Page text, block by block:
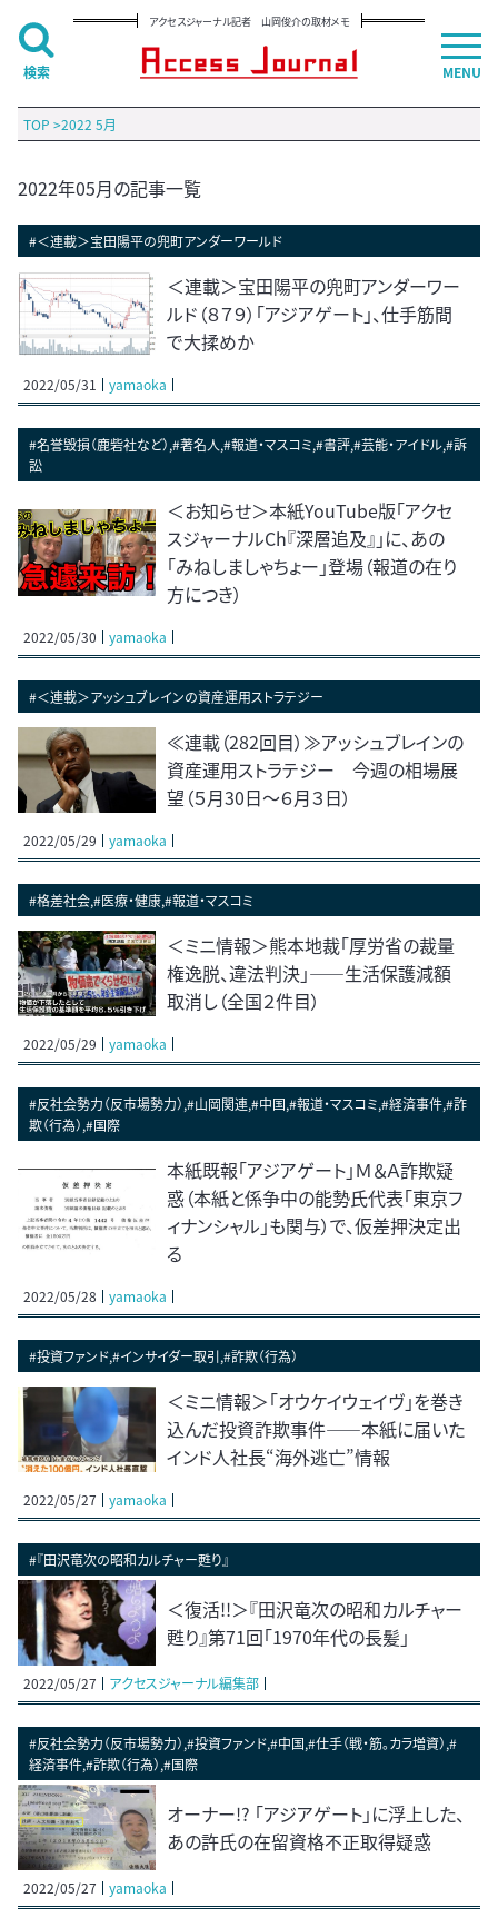
アクセスジャーナル記者 山岡俊介の取材メモ
TOP >2022 5月
2022年05月の記事一覧
#＜連載＞宝田陽平の兜町アンダーワールド
＜連載＞宝田陽平の兜町アンダーワー
ルド（８７９）「アジアゲート」、仕手筋間
で大揉めか
2022/05/31 yamaoka
#名誉毀損（鹿砦社など）,#著名人,#報道・マスコミ,#書評,#芸能・アイドル,#訴
訟
＜お知らせ＞本紙YouTube版「アクセ
スジャーナルCh『深層追及』」に、あの
「みねしましゃちょー」登場（報道の在り
方につき）
2022/05/30 yamaoka
#＜連載＞アッシュブレインの資産運用ストラテジー
≪連載（282回目）≫アッシュブレインの
資産運用ストラテジー 今週の相場展
望（５月30日～６月３日）
2022/05/29 yamaoka
#格差社会,#医療・健康,#報道・マスコミ
＜ミニ情報＞熊本地裁「厚労省の裁量
権逸脱、違法判決」――生活保護減額
取消し（全国２件目）
2022/05/29 yamaoka
#反社会勢力（反市場勢力）,#山岡関連,#中国,#報道・マスコミ,#経済事件,#詐
欺（行為）,#国際
本紙既報「アジアゲート」Ｍ＆Ａ詐欺疑
惑（本紙と係争中の能勢氏代表「東京フ
ィナンシャル」も関与）で、仮差押決定出
る
2022/05/28 yamaoka
#投資ファンド,#インサイダー取引,#詐欺（行為）
＜ミニ情報＞「オウケイウェイヴ」を巻き
込んだ投資詐欺事件――本紙に届いた
インド人社長“海外逃亡”情報
2022/05/27 yamaoka
#『田沢竜次の昭和カルチャー甦り』
＜復活!!＞『田沢竜次の昭和カルチャー
甦り』第71回「1970年代の長髪」
2022/05/27 アクセスジャーナル編集部
#反社会勢力（反市場勢力）,#投資ファンド,#中国,#仕手（戦・筋。カラ増資）,#
経済事件,#詐欺（行為）,#国際
オーナー!? 「アジアゲート」に浮上した、
あの許氏の在留資格不正取得疑惑
2022/05/27 yamaoka
MENU
検索